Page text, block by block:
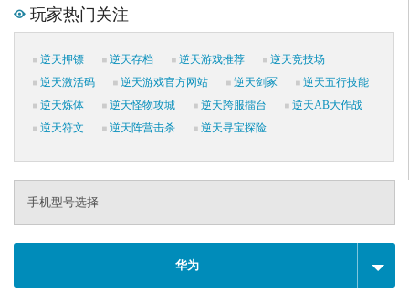
玩家热门关注
逆天押镖 逆天存档 逆天游戏推荐
逆天竞技场
逆天激活码
逆天游戏官方网站 逆天剑冢
逆天五行技能
逆天炼体
逆天怪物攻城 逆天跨服擂台
逆天AB大作战
逆天符文
逆天阵营击杀 逆天寻宝探险
手机型号选择
华为